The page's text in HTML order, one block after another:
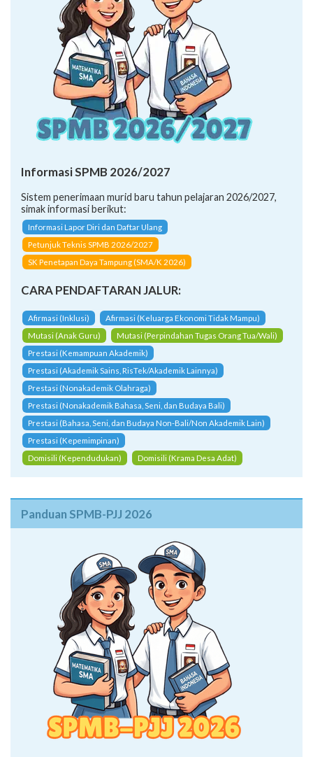
Informasi SPMB 2026/2027
Sistem penerimaan murid baru tahun pelajaran 2026/2027,
simak informasi berikut:
Informasi Lapor Diri dan Daftar Ulang
Petunjuk Teknis SPMB 2026/2027
SK Penetapan Daya Tampung (SMA/K 2026)
CARA PENDAFTARAN JALUR:
Afirmasi (Inklusi)
Afirmasi (Keluarga Ekonomi Tidak Mampu)
Mutasi (Anak Guru)
Mutasi (Perpindahan Tugas Orang Tua/Wali)
Prestasi (Kemampuan Akademik)
Prestasi (Akademik Sains, RisTek/Akademik Lainnya)
Prestasi (Nonakademik Olahraga)
Prestasi (Nonakademik Bahasa, Seni, dan Budaya Bali)
Prestasi (Bahasa, Seni, dan Budaya Non-Bali/Non Akademik Lain)
Prestasi (Kepemimpinan)
Domisili (Kependudukan)
Domisili (Krama Desa Adat)
Panduan SPMB-PJJ 2026